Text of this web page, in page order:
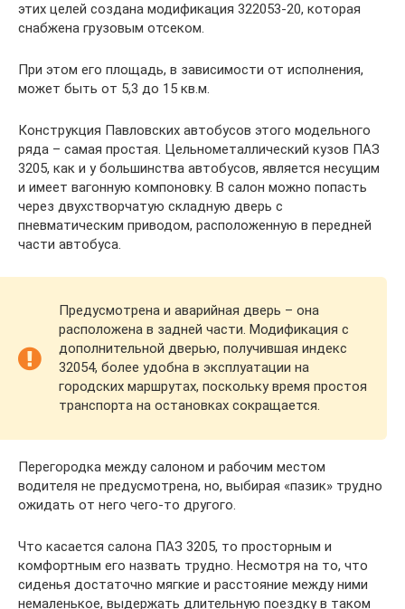
этих целей создана модификация 322053-20, которая
снабжена грузовым отсеком.
При этом его площадь, в зависимости от исполнения,
может быть от 5,3 до 15 кв.м.
Конструкция Павловских автобусов этого модельного
ряда – самая простая. Цельнометаллический кузов ПАЗ
3205, как и у большинства автобусов, является несущим
и имеет вагонную компоновку. В салон можно попасть
через двухстворчатую складную дверь с
пневматическим приводом, расположенную в передней
части автобуса.
Предусмотрена и аварийная дверь – она
расположена в задней части. Модификация с
дополнительной дверью, получившая индекс
32054, более удобна в эксплуатации на
городских маршрутах, поскольку время простоя
транспорта на остановках сокращается.
Перегородка между салоном и рабочим местом
водителя не предусмотрена, но, выбирая «пазик» трудно
ожидать от него чего-то другого.
Что касается салона ПАЗ 3205, то просторным и
комфортным его назвать трудно. Несмотря на то, что
сиденья достаточно мягкие и расстояние между ними
немаленькое, выдержать длительную поездку в таком